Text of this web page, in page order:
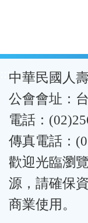
:::中華民國人
公會會址：
電話：
傳真電話：
歡迎光臨瀏
源，請確保
商業使用。